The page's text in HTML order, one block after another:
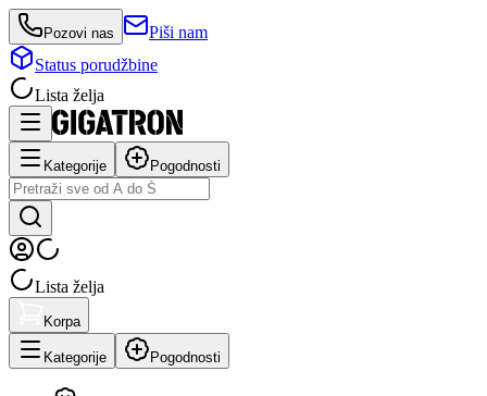
Pozovi nas
Piši nam
Status porudžbine
Lista želja
Kategorije Pogodnosti
Lista želja
Korpa
Kategorije Pogodnosti